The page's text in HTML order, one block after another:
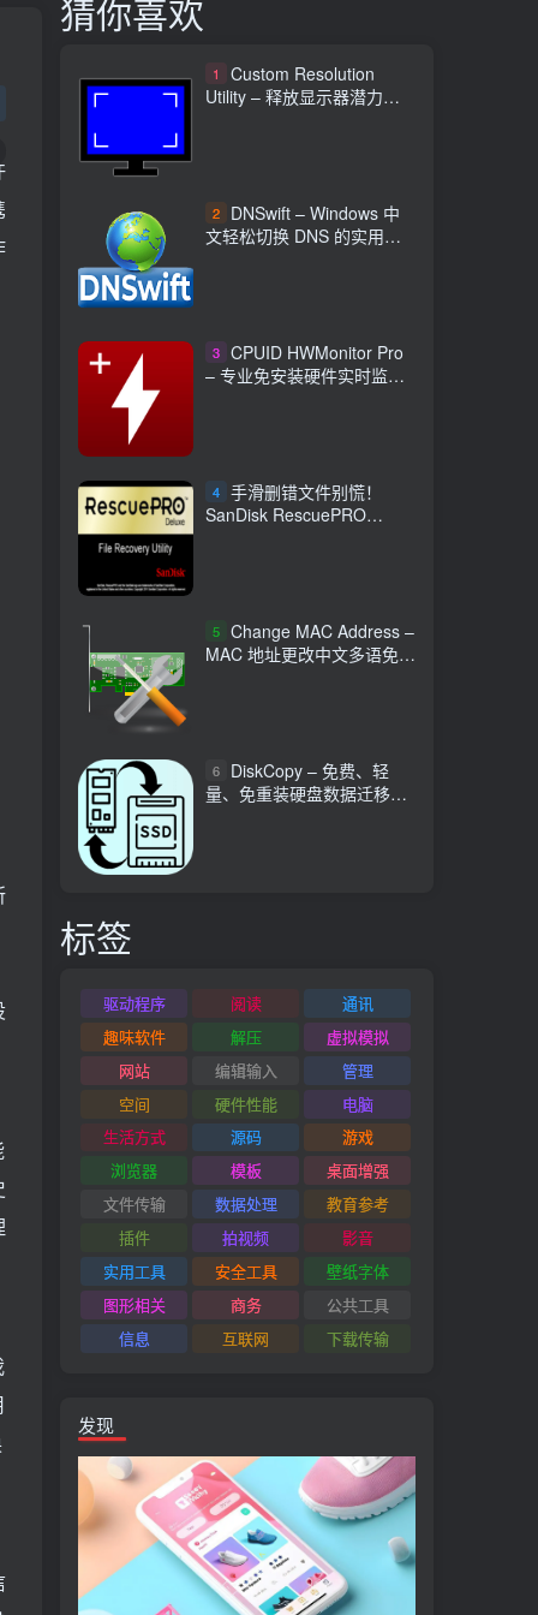
猜你喜欢
1
Custom Resolution
Utility – 释放显示器潜力自
2
DNSwift – Windows 中
文轻松切换 DNS 的实用工
3 CPUID HWMonitor Pro
– 专业免安装硬件实时监控
4 手滑删错文件别慌！
SanDisk RescuePRO
5 Change MAC Address –
MAC 地址更改中文多语免费
6
DiskCopy – 免费、轻
量、免重装硬盘数据迁移工
标签
驱动程序 阅读
通讯
趣味软件
解压
虚拟模拟
网站
编辑输入
管理
空间
硬件性能
电脑
生活方式
源码
游戏
浏览器
模板
桌面增强
文件传输
数据处理
教育参考
插件
拍视频
影音
实用工具
安全工具
壁纸字体
图形相关
商务
公共工具
信息
互联网 下载传输
发现